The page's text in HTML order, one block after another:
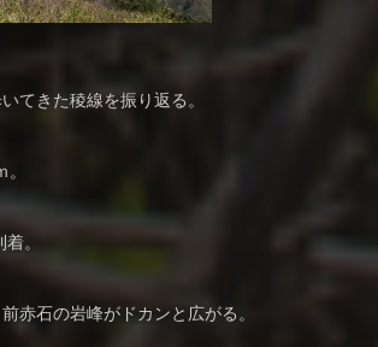
てきた稜線を振り返る。
。
赤石の岩峰がドカンと広がる。